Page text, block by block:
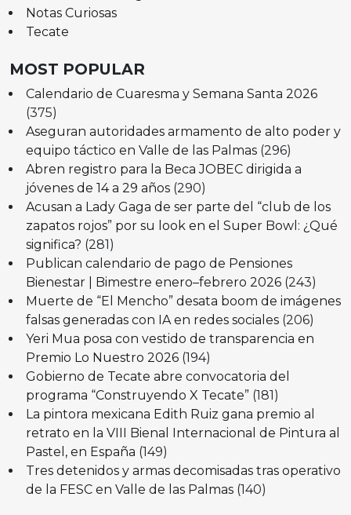
Notas Curiosas
Tecate
MOST POPULAR
Calendario de Cuaresma y Semana Santa 2026
(375)
Aseguran autoridades armamento de alto poder y
equipo táctico en Valle de las Palmas (296)
Abren registro para la Beca JOBEC dirigida a
jóvenes de 14 a 29 años (290)
Acusan a Lady Gaga de ser parte del “club de los
zapatos rojos” por su look en el Super Bowl: ¿Qué
significa? (281)
Publican calendario de pago de Pensiones
Bienestar | Bimestre enero–febrero 2026 (243)
Muerte de “El Mencho” desata boom de imágenes
falsas generadas con IA en redes sociales (206)
Yeri Mua posa con vestido de transparencia en
Premio Lo Nuestro 2026 (194)
Gobierno de Tecate abre convocatoria del
programa “Construyendo X Tecate” (181)
La pintora mexicana Edith Ruiz gana premio al
retrato en la VIII Bienal Internacional de Pintura al
Pastel, en España (149)
Tres detenidos y armas decomisadas tras operativo
de la FESC en Valle de las Palmas (140)